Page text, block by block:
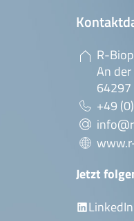
R-
An
+49
Jetzt
LinkedIn